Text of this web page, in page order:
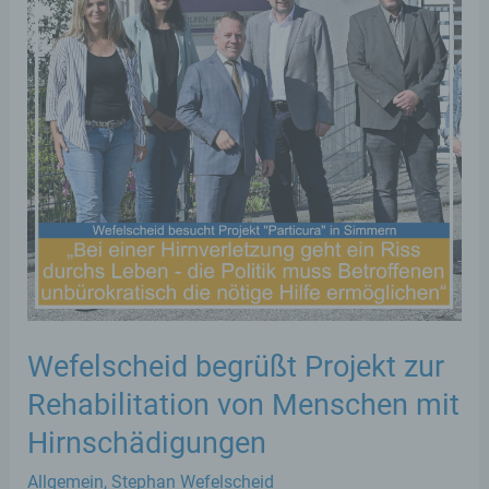
Wefelscheid begrüßt Projekt zur
Rehabilitation von Menschen mit
Hirnschädigungen
Allgemein, Stephan Wefelscheid